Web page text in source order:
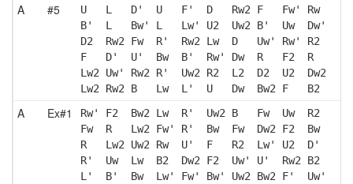
A #5
U   L   D'  U   F'  D   Rw2 F   Fw' Rw
B'  L   Bw' L   Lw' U2  Uw2 B'  Uw  Dw'
D2  Rw2 Fw  R'  Rw2 Lw  D   Uw' Rw' R2
F   D'  U'  Bw  B'  Rw' Dw  R   F2  R
Lw2 Uw' Rw2 R'  Uw2 R2  L2  D2  U2  Dw2
Lw2 Rw2 B   Lw  L'  U   Dw  Bw2 F   B2
A Ex#1
Rw' F2  Bw2 Lw  R'  Uw2 B   Fw  Uw  R2
Fw  R   Lw2 Fw' R'  Bw  Fw  Dw2 F2  Bw
R   Lw2 Uw2 Rw  U'  F   R2  Lw' U2  D'
R'  Uw  Lw  B2  Dw2 F2  Uw' U'  Rw2 B2
L'  B'  Bw  Lw' Fw' Bw' Uw2 Bw2 F'  Uw'